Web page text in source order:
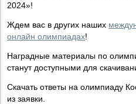
2024»!
Ждем вас в других наших
онлайн олимпиадах!
Наградные материалы по
станут доступными для
Скачать ответы на олимпиаду
из заявки.